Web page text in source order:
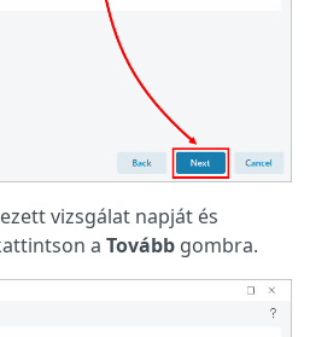
vizsgálat napját és
a Tovább gombra.